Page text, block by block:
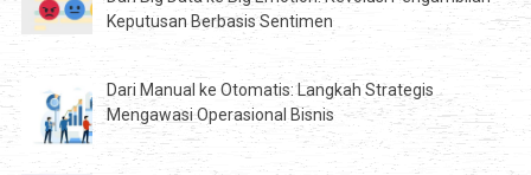
Keputusan Berbasis Sentimen
Dari Manual ke Otomatis: Langkah Strategis
Mengawasi Operasional Bisnis